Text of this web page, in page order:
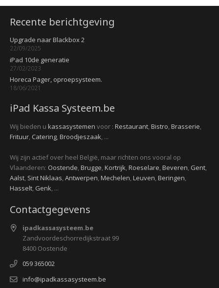
Recente berichtgeving
Upgrade naar Blackbox 2
22/09/2025
iPad 10de generatie
27/02/2023
Horeca Pager, oproepsysteem.
18/06/2021
iPad Kassa Systeem.be
Wij bieden u kassasystemen voor : Restaurant, Bistro Brasserie
Frituur, Catering, Broodjeszaak , ...
Wij zijn actief over heel België, maar richten ons vooral op
Vlaanderen: Oostende Brugge Kortrijk Roeselare Beveren Gent,
Aalst, Sint Niklaas Antwerpen Mechelen Leuven Beringen
Hasselt, Genk , ...
Contactgegevens
ipadkassasysteem.be
Zandvoordeschorredijkstraat 99
8400 Oostende
059 365002
info@ipadkassasysteem.be